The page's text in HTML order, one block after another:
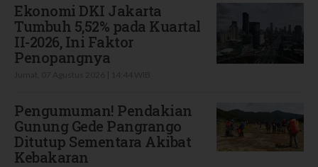
Ekonomi DKI Jakarta
Tumbuh 5,52% pada Kuartal
II-2026, Ini Faktor
Penopangnya
Pengumuman! Pendakian
Gunung Gede Pangrango
Ditutup Sementara Akibat
Kebakaran